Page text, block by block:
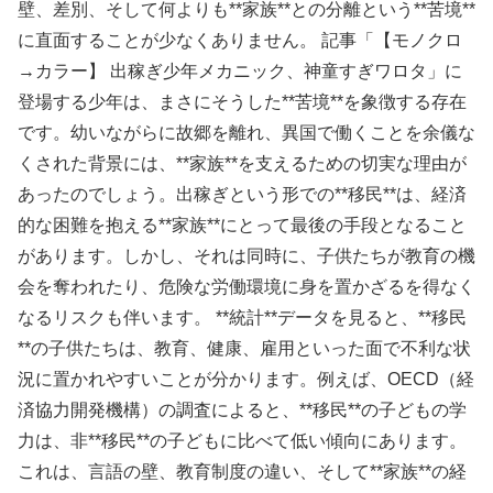
壁、差別、そして何よりも**家族**との分離という**苦境**
に直面することが少なくありません。 記事「【モノクロ
→カラー】 出稼ぎ少年メカニック、神童すぎワロタ」に
登場する少年は、まさにそうした**苦境**を象徴する存在
です。幼いながらに故郷を離れ、異国で働くことを余儀な
くされた背景には、**家族**を支えるための切実な理由が
あったのでしょう。出稼ぎという形での**移民**は、経済
的な困難を抱える**家族**にとって最後の手段となること
があります。しかし、それは同時に、子供たちが教育の機
会を奪われたり、危険な労働環境に身を置かざるを得なく
なるリスクも伴います。 **統計**データを見ると、**移民
**の子供たちは、教育、健康、雇用といった面で不利な状
況に置かれやすいことが分かります。例えば、OECD（経
済協力開発機構）の調査によると、**移民**の子どもの学
力は、非**移民**の子どもに比べて低い傾向にあります。
これは、言語の壁、教育制度の違い、そして**家族**の経